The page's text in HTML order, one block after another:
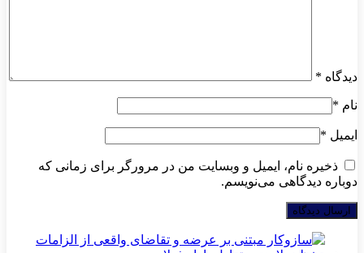
دیدگاه *
نام *
ایمیل *
ذخیره نام، ایمیل و وبسایت من در مرورگر برای زمانی که
دوباره دیدگاهی می‌نویسم.